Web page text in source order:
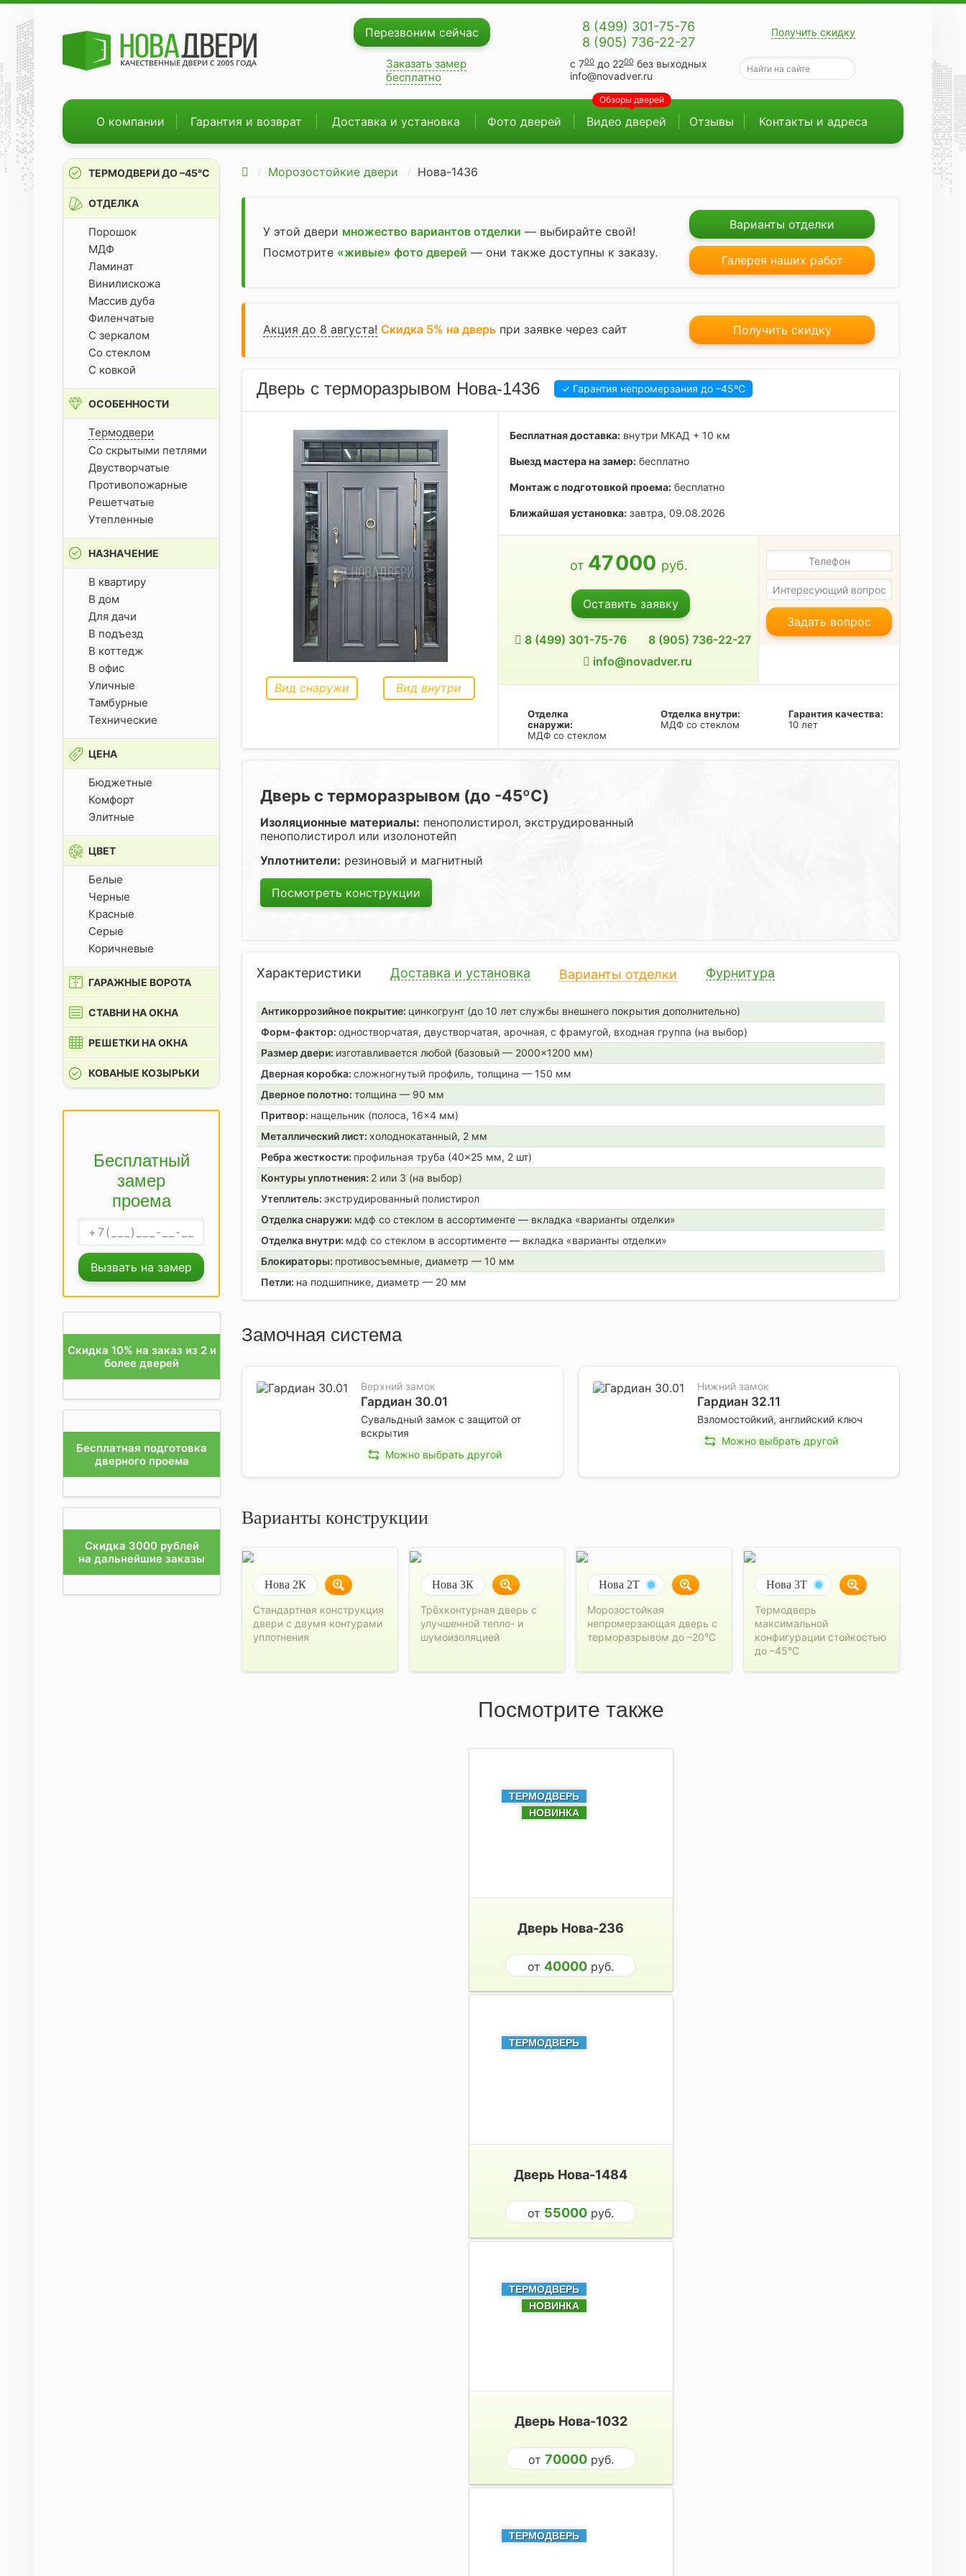
Перезвоним сейчас
Заказать замер
бесплатно
8 (499) 301-75-76
8 (905) 736-22-27
с 700до 2200без выходных
info@novadver.ru
Получить скидку
О компании Гарантия и возврат Доставка и установка Фото дверей Видео дверей
Обзоры дверей
Отзывы Контакты и адреса
Морозостойкие двери Нова-1436
У этой двери множество вариантов отделки — выбирайте свой!
Посмотрите «живые» фото дверей — они также доступны к заказу.
Варианты отделки
Галерея наших работ
Акция до 8 августа! Скидка 5% на дверь при заявке через сайт Получить скидку
Дверь с терморазрывом Нова-1436 ✓ Гарантия непромерзания до –45ºC
Вид снаружи Вид внутри
Бесплатная доставка: внутри МКАД + 10 км
Выезд мастера на замер: бесплатно
Монтаж с подготовкой проема: бесплатно
Ближайшая установка: завтра, 09.08.2026
от 47000 руб.
Оставить заявку
8 (499) 301-75-76
8 (905) 736-22-27
info@novadver.ru
Задать вопрос
Отделка
снаружи:
МДФ со стеклом
Отделка внутри:
МДФ со стеклом
Гарантия качества:
10 лет
Дверь с терморазрывом (до -45ºC)
Изоляционные материалы: пенополистирол, экструдированный
пенополистирол или изолонотейп
Уплотнители: резиновый и магнитный
Посмотреть конструкции
Характеристики Доставка и установка Варианты отделки Фурнитура
Антикоррозийное покрытие: цинкогрунт (до 10 лет службы внешнего покрытия дополнительно)
Форм-фактор: одностворчатая, двустворчатая, арочная, с фрамугой, входная группа (на выбор)
Размер двери: изготавливается любой (базовый — 2000×1200 мм)
Дверная коробка: сложногнутый профиль, толщина — 150 мм
Дверное полотно: толщина — 90 мм
Притвор: нащельник (полоса, 16×4 мм)
Металлический лист: холоднокатанный, 2 мм
Ребра жесткости: профильная труба (40×25 мм, 2 шт)
Контуры уплотнения: 2 или 3 (на выбор)
Утеплитель: экструдированный полистирол
Отделка снаружи: мдф со стеклом в ассортименте — вкладка «варианты отделки»
Отделка внутри: мдф со стеклом в ассортименте — вкладка «варианты отделки»
Блокираторы: противосъемные, диаметр — 10 мм
Петли: на подшипнике, диаметр — 20 мм
Замочная система
Верхний замок
Гардиан 30.01
Сувальдный замок с защитой от
вскрытия
Можно выбрать другой
Нижний замок
Гардиан 32.11
Взломостойкий, английский ключ
Можно выбрать другой
Варианты конструкции
Нова 2К
Стандартная конструкция
двери с двумя контурами
уплотнения
Нова 3К
Трёхконтурная дверь с
улучшенной тепло- и
шумоизоляцией
Нова 2Т
Морозостойкая
непромерзающая дверь с
терморазрывом до –20°C
Нова 3Т
Термодверь
максимальной
конфигурации стойкостью
до –45°C
Посмотрите также
ТЕРМОДВЕРЬ
НОВИНКА
Дверь Нова-236
от 40000 руб.
ТЕРМОДВЕРЬ
Дверь Нова-1484
от 55000 руб.
ТЕРМОДВЕРЬ
НОВИНКА
Дверь Нова-1032
от 70000руб.
ТЕРМОДВЕРЬ
ТЕРМОДВЕРИ ДО –45°С
ОТДЕЛКА
Порошок
МДФ
Ламинат
Винилискожа
Массив дуба
Филенчатые
С зеркалом
Со стеклом
С ковкой
ОСОБЕННОСТИ
Термодвери
Со скрытыми петлями
Двустворчатые
Противопожарные
Решетчатые
Утепленные
НАЗНАЧЕНИЕ
В квартиру
В дом
Для дачи
В подъезд
В коттедж
В офис
Уличные
Тамбурные
Технические
ЦЕНА
Бюджетные
Комфорт
Элитные
ЦВЕТ
Белые
Черные
Красные
Серые
Коричневые
ГАРАЖНЫЕ ВОРОТА
СТАВНИ НА ОКНА
РЕШЕТКИ НА ОКНА
КОВАНЫЕ КОЗЫРЬКИ
Бесплатный
замер
проема
Вызвать на замер
Скидка 10% на заказ из 2 и
более дверей
Бесплатная подготовка
дверного проема
Скидка 3000 рублей
на дальнейшие заказы